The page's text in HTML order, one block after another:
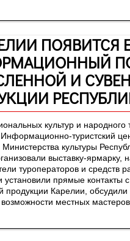
ПОЯВИТСЯ
И
культур и народного
туристский
культуры
выставку-ярмарку,
туроператоров и средств
установили прямые контакты
продукции Карелии, обсудили
возможности местных